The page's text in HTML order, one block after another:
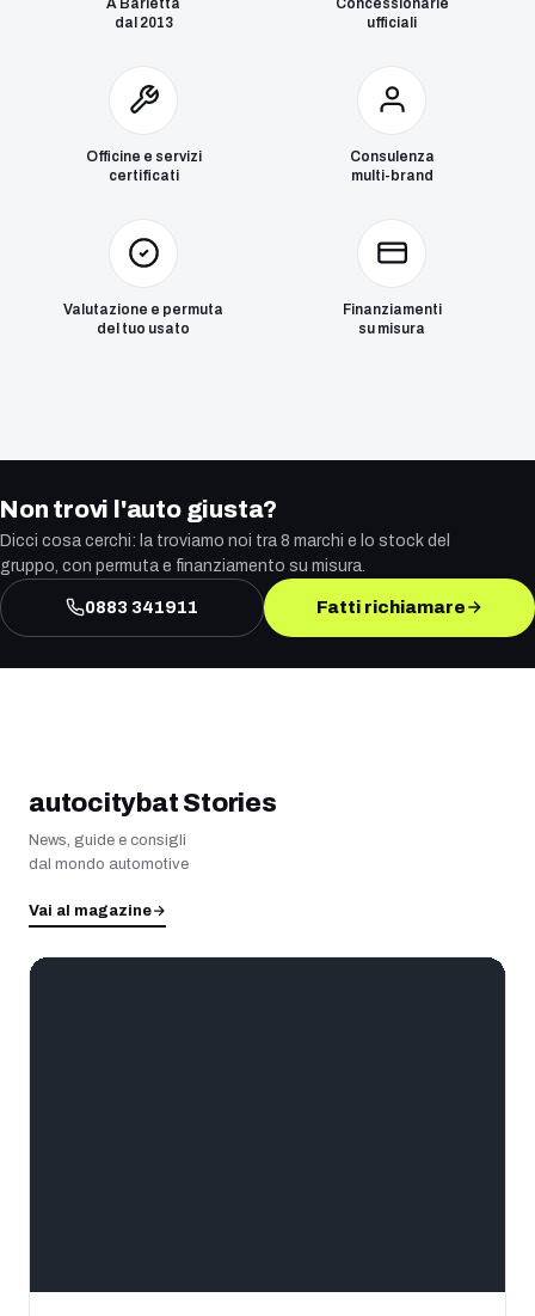
dal 2013
ufficiali
Officine e servizi
certificati
Consulenza
multi-brand
Valutazione e permuta
del tuo usato
Finanziamenti
su misura
Non trovi l'auto giusta?
Dicci cosa cerchi: la troviamo noi tra 8 marchi e lo stock del
gruppo, con permuta e finanziamento su misura.
0883 341911 Fatti richiamare
autocitybat Stories
News, guide e consigli
dal mondo automotive
Vai al magazine